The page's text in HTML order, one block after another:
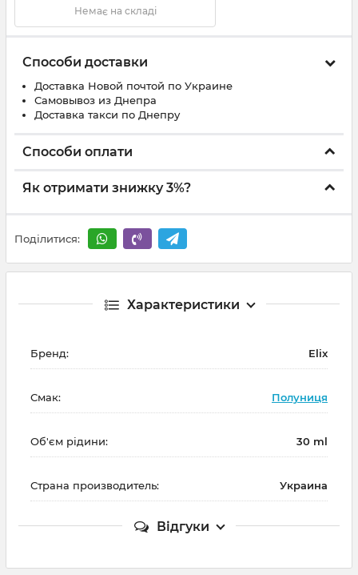
Немає на складі
Способи доставки
Доставка Новой почтой по Украине
Самовывоз из Днепра
Доставка такси по Днепру
Способи оплати
Як отримати знижку 3%?
Поділитися:
Характеристики
Бренд: Elix
Смак: Полуниця
Об'єм рідини: 30 ml
Страна производитель: Украина
Відгуки